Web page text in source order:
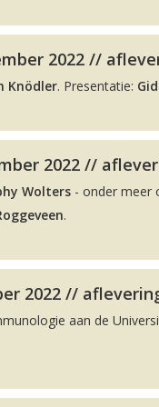
2022 //
Knödler. Presentatie:
2022 //
Wolters - onder meer
.
2022 // aflevering
aan de